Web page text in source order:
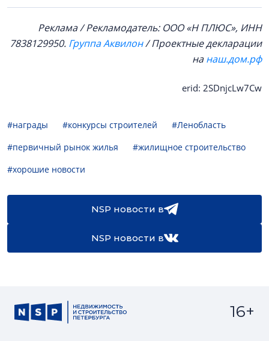
Реклама / Рекламодатель: ООО «Н ПЛЮС», ИНН
7838129950. Группа Аквилон/ Проектные декларации
нанаш.дом.рф
erid: 2SDnjcLw7Cw
#награды #конкурсы строителей
#Ленобласть
#первичный рынок жилья
#жилищное строительство
#хорошие новости
NSP новости в
NSP новости в
16+